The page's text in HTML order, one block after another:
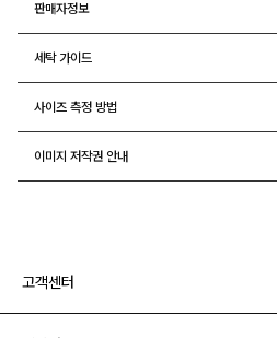
판매자정보
세탁 가이드
사이즈 측정 방법
이미지 저작권 안내
고객센터